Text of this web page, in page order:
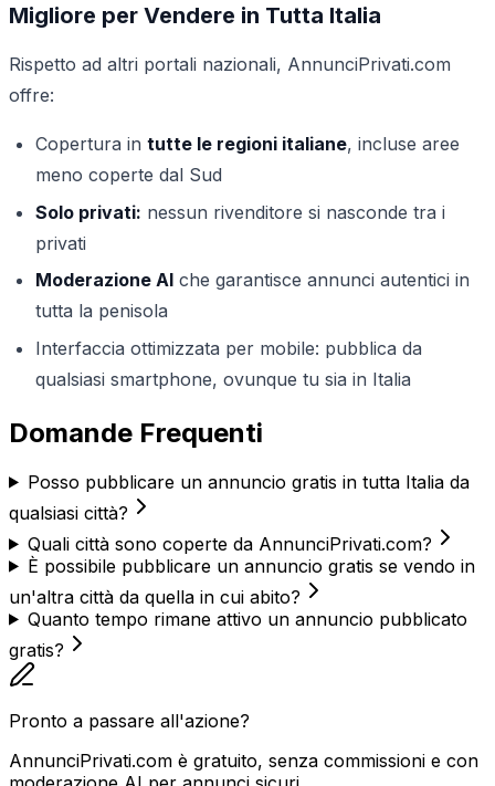
Migliore per Vendere in Tutta Italia
Rispetto ad altri portali nazionali, AnnunciPrivati.com
offre:
Copertura in tutte le regioni italiane, incluse aree
meno coperte dal Sud
Solo privati: nessun rivenditore si nasconde tra i
privati
Moderazione AI che garantisce annunci autentici in
tutta la penisola
Interfaccia ottimizzata per mobile: pubblica da
qualsiasi smartphone, ovunque tu sia in Italia
Domande Frequenti
Posso pubblicare un annuncio gratis in tutta Italia da
qualsiasi città?
Quali città sono coperte da AnnunciPrivati.com?
È possibile pubblicare un annuncio gratis se vendo in
un'altra città da quella in cui abito?
Quanto tempo rimane attivo un annuncio pubblicato
gratis?
Pronto a passare all'azione?
AnnunciPrivati.com è gratuito, senza commissioni e con